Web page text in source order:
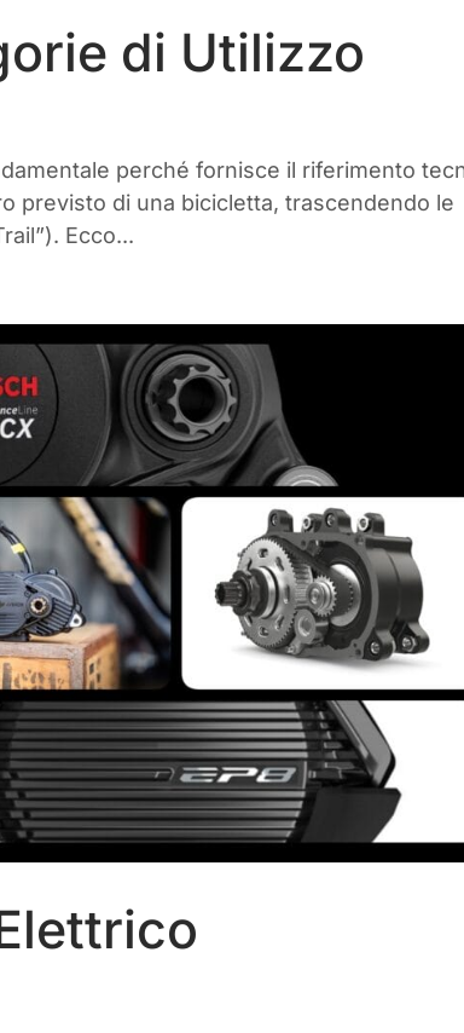
di Utilizzo
perché fornisce il riferimento
previsto di una bicicletta, trascendendo le
Ecco...